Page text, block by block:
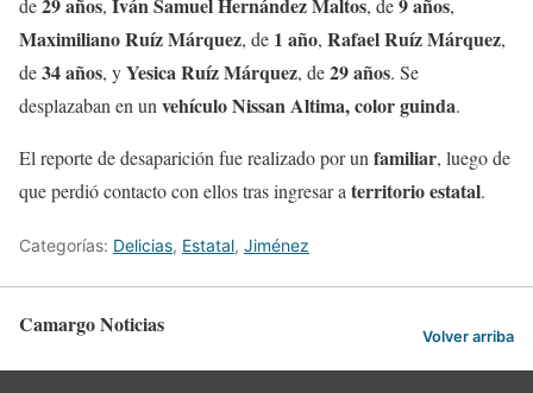
de29 años, Iván Samuel Hernández Maltos, de9 años,
Maximiliano Ruíz Márquez, de 1 año, Rafael Ruíz Márquez,
de34 años, yYesica Ruíz Márquez, de29 años. Se
desplazaban en un vehículo Nissan Altima, color guinda.
El reporte de desaparición fue realizado por un familiar, luego de
que perdió contacto con ellos tras ingresar a territorio estatal.
Categorías: Delicias, Estatal, Jiménez
Camargo Noticias Volver arriba